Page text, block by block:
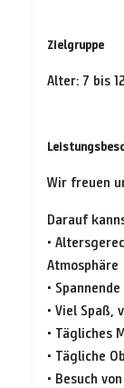
Zielgruppe
Alter: 7 bis
Wir freuen
Darauf
•
Atmosphäre
•
• Viel Spaß,
• Tägliches
• Tägliche
• Besuch